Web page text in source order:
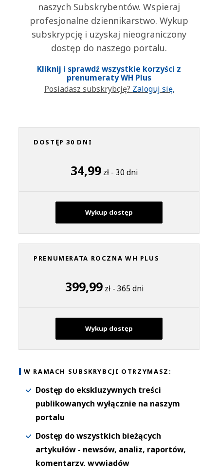
naszych Subskrybentów. Wspieraj
profesjonalne dziennikarstwo. Wykup
subskrypcję i uzyskaj nieograniczony
dostęp do naszego portalu.
Kliknij i sprawdź wszystkie korzyści z
prenumeraty WH Plus
Posiadasz subskrybcję? Zaloguj się.
DOSTĘP 30 DNI
34,99 zł - 30 dni
Wykup dostęp
PRENUMERATA ROCZNA WH PLUS
399,99zł - 365 dni
Wykup dostęp
W RAMACH SUBSKRYBCJI OTRZYMASZ:
Dostęp do ekskluzywnych treści
publikowanych wyłącznie na naszym
portalu
Dostęp do wszystkich bieżących
artykułów - newsów, analiz, raportów,
komentarzy, wywiadów